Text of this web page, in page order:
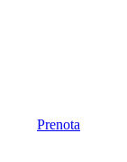
Prenota